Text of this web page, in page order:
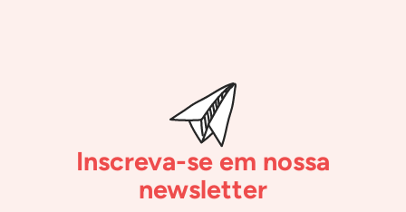
Inscreva-se em nossa
newsletter